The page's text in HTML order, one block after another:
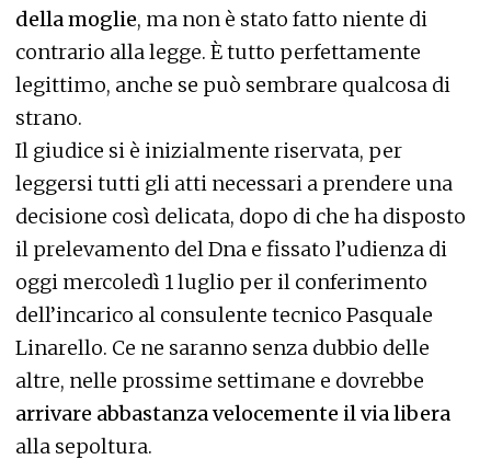
della moglie, ma non è stato fatto niente di
contrario alla legge. È tutto perfettamente
legittimo, anche se può sembrare qualcosa di
strano.
Il giudice si è inizialmente riservata, per
leggersi tutti gli atti necessari a prendere una
decisione così delicata, dopo di che ha disposto
il prelevamento del Dna e fissato l’udienza di
oggi mercoledì 1 luglio per il conferimento
dell’incarico al consulente tecnico Pasquale
Linarello. Ce ne saranno senza dubbio delle
altre, nelle prossime settimane e dovrebbe
arrivare abbastanza velocemente il via libera
alla sepoltura.